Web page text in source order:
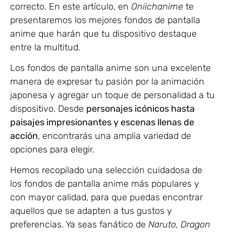
correcto. En este artículo, en Oniichanime te
presentaremos los mejores fondos de pantalla
anime que harán que tu dispositivo destaque
entre la multitud.
Los fondos de pantalla anime son una excelente
manera de expresar tu pasión por la animación
japonesa y agregar un toque de personalidad a tu
dispositivo. Desde personajes icónicos hasta
paisajes impresionantes y escenas llenas de
acción, encontrarás una amplia variedad de
opciones para elegir.
Hemos recopilado una selección cuidadosa de
los fondos de pantalla anime más populares y
con mayor calidad, para que puedas encontrar
aquellos que se adapten a tus gustos y
preferencias. Ya seas fanático de Naruto, Dragon